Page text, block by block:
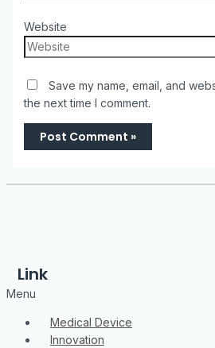
Website
Save my name, email, and
the next time I comment.
Link
Menu
Medical Device
Innovation